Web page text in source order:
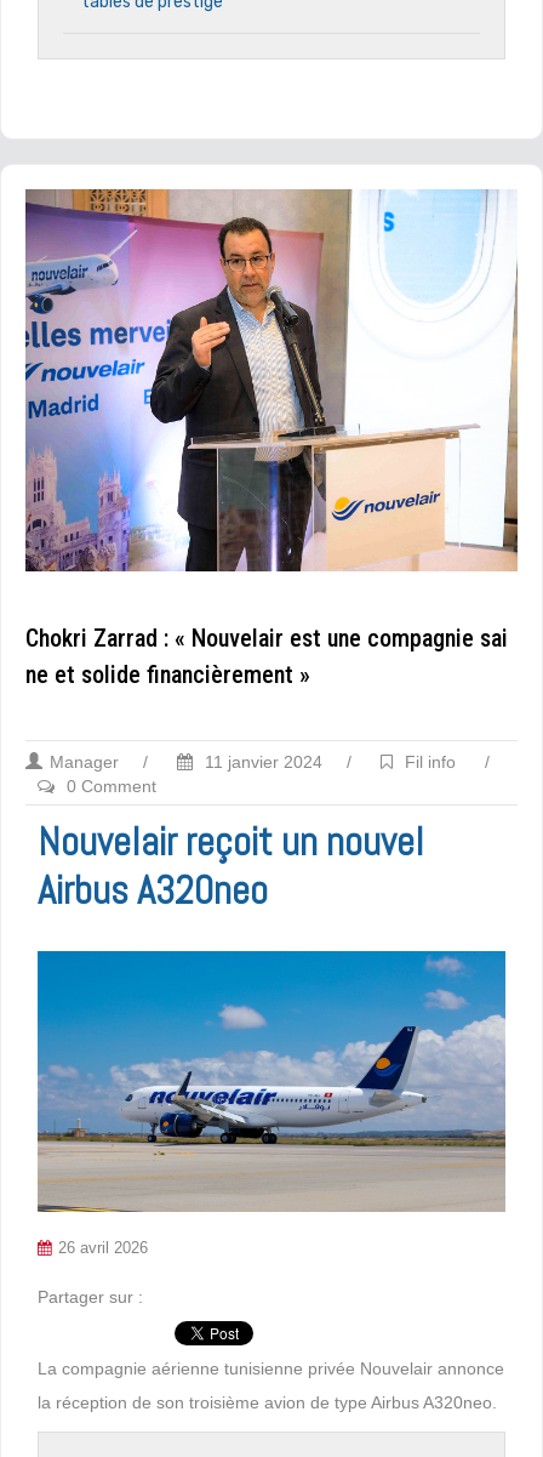
Chokri Zarrad : « Nouvelair est une compagnie sai
ne et solide financièrement »
Manager / 11 janvier 2024 / Fil info
/
0 Comment
Nouvelair reçoit un nouvel
Airbus A320neo
26 avril 2026
Partager sur :
La compagnie aérienne tunisienne privée Nouvelair annonce
la réception de son troisième avion de type Airbus A320neo.